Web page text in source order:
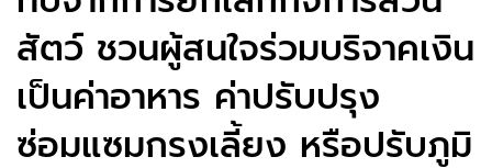
สัตว์ ชวนผู้สนใจร่วมบริจาคเงิน
เป็นค่าอาหาร ค่าปรับ​ปรุง​
ซ่อมแซม​กรงเลี้ยง ​หรือปรับภูมิ​